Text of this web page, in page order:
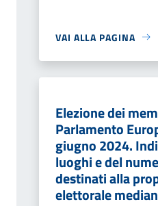
VAI ALLA PAGINA
Elezione dei
Parlamento
giugno 2024.
luoghi e del
destinati alla
elettorale